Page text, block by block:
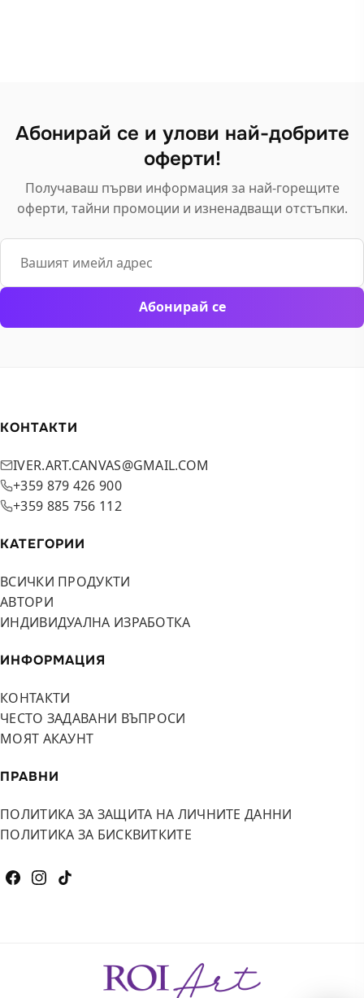
be
the
product
page
be
the
product
page
Абонирай се и улови най-добрите
оферти!
Получаваш първи информация за най-горещите
оферти, тайни промоции и изненадващи отстъпки.
Email
Абонирай се
КОНТАКТИ
IVER.ART.CANVAS@GMAIL.COM
+359 879 426 900
+359 885 756 112
КАТЕГОРИИ
ВСИЧКИ ПРОДУКТИ
АВТОРИ
ИНДИВИДУАЛНА ИЗРАБОТКА
ИНФОРМАЦИЯ
КОНТАКТИ
ЧЕСТО ЗАДАВАНИ ВЪПРОСИ
МОЯТ АКАУНТ
ПРАВНИ
ПОЛИТИКА ЗА ЗАЩИТА НА ЛИЧНИТЕ ДАННИ
ПОЛИТИКА ЗА БИСКВИТКИТЕ